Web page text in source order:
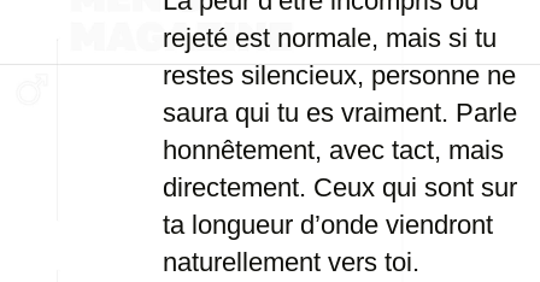
rejeté est normale, mais si tu
restes silencieux, personne ne
saura qui tu es vraiment. Parle
honnêtement, avec tact, mais
directement. Ceux qui sont sur
ta longueur d’onde viendront
naturellement vers toi.